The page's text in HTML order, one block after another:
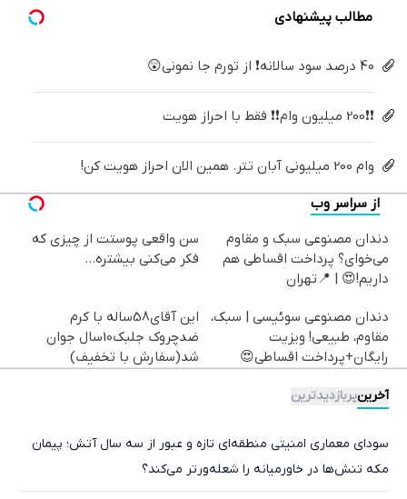
مطالب پیشنهادی
40 درصد سود سالانه❗ از تورم جا نمونی😲
❗❗200 میلیون وام❗❗ فقط با احراز هویت
وام 200 میلیونی آبان تتر. همین الان احراز هویت کن!
از سراسر وب
دندان مصنوعی سبک و مقاوم
می‌خوای؟ پرداخت اقساطی هم
داریم!😍 | 📍تهران
سن واقعی پوستت از چیزی که
فکر می‌کنی بیشتره...
دندان مصنوعی سوئیسی | سبک،
مقاوم، طبیعی! ویزیت
رایگان+پرداخت اقساطی😍
این آقای58ساله با کرم
ضدچروک جلبک10سال جوان
شد(سفارش با تخفیف)
آخرینپربازدیدترین
سودای معماری امنیتی منطقه‌ای تازه و عبور از سه سال آتش؛ پیمان
مکه تنش‌ها در خاورمیانه را شعله‌ورتر می‌کند؟